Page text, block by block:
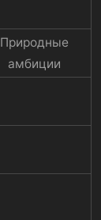
Природные
амбиции​